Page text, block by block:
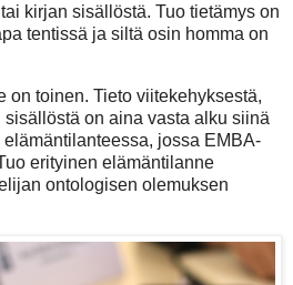
kirjan sisällöstä. Tuo tietämys on
tentissä ja siltä osin homma on
on toinen. Tieto viitekehyksestä,
on aina vasta alku siinä
jossa EMBA-
erityinen elämäntilanne
ontologisen olemuksen